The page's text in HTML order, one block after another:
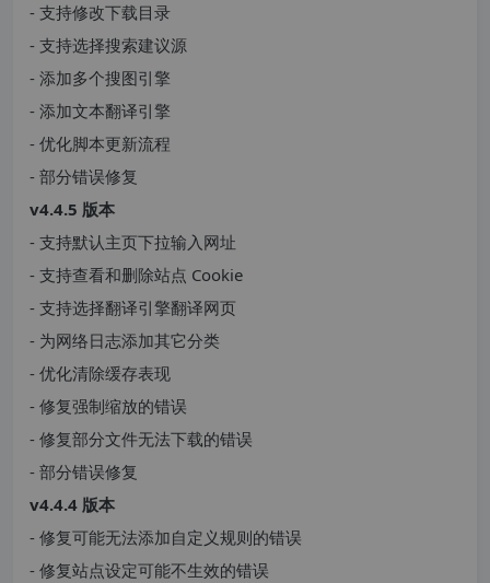
- 支持修改下载目录
- 支持选择搜索建议源
- 添加多个搜图引擎
- 添加文本翻译引擎
- 优化脚本更新流程
- 部分错误修复
v4.4.5 版本
- 支持默认主页下拉输入网址
- 支持查看和删除站点 Cookie
- 支持选择翻译引擎翻译网页
- 为网络日志添加其它分类
- 优化清除缓存表现
- 修复强制缩放的错误
- 修复部分文件无法下载的错误
- 部分错误修复
v4.4.4 版本
- 修复可能无法添加自定义规则的错误
- 修复站点设定可能不生效的错误